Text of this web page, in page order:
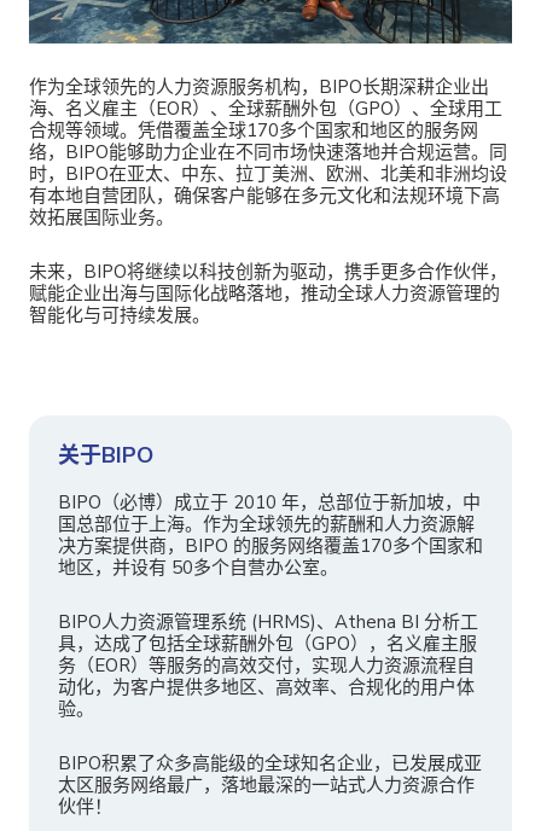
作为全球领先的人力资源服务机构，BIPO长期深耕企业出
海、名义雇主（EOR）、全球薪酬外包（GPO）、 全球用工
合规等领域。凭借覆盖全球170多个国家和地区的服务网
络，BIPO能够助力企业在不同市场快速落地并合规运营。同
时，BIPO在亚太、中东、拉丁美洲、欧洲、北美和非洲均设
有本地自营团队，确保客户能够在多元文化和法规环境下高
效拓展国际业务。
未来，BIPO将继续以科技创新为驱动，携手更多合作伙伴，
赋能企业出海与国际化战略落地，推动全球人力资源管理的
智能化与可持续发展。
关于BIPO
BIPO（必博）成立于 2010 年，总部位于新加坡，中
国总部位于上海。作为全球领先的薪酬和人力资源解
决方案提供商，BIPO 的服务网络覆盖170多个国家和
地区，并设有 50多个自营办公室。
BIPO人力资源管理系统 (HRMS)、Athena BI 分析工
具，达成了包括全球薪酬外包（GPO），名义雇主服
务（EOR）等服务的高效交付，实现人力资源流程自
动化，为客户提供多地区、高效率、合规化的用户体
验。
BIPO积累了众多高能级的全球知名企业，已发展成亚
太区服务网络最广，落地最深的一站式人力资源合作
伙伴！